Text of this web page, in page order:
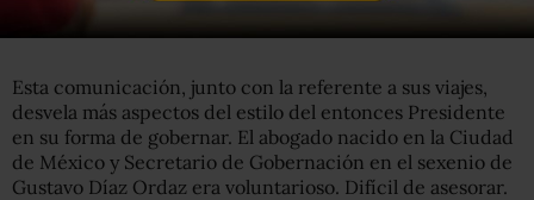
Los desdenes del Presidente
Esta comunicación, junto con la referente a sus viajes,
desvela más aspectos del estilo del entonces Presidente
en su forma de gobernar. El abogado nacido en la Ciudad
de México y Secretario de Gobernación en el sexenio de
Gustavo Díaz Ordaz era voluntarioso. Difícil de asesorar.